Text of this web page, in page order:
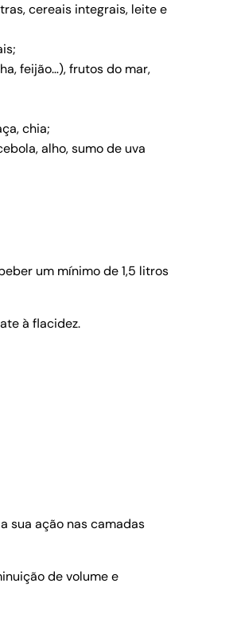
cereais integrais, leite e
feijão…), frutos do mar,
chia;
alho, sumo de uva
um mínimo de 1,5 litros
à flacidez.
sua ação nas camadas
de volume e